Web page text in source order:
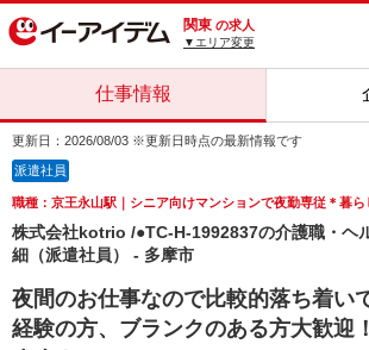
関東 の求人
▼エリア変更
仕事情報
更新日：2026/08/03 ※更新日時点の最新情報です
派遣社員
職種：京王永山駅｜シニア向けマンションで夜勤専従＊暮
株式会社kotrio /●TC-H-1992837の介護職・ヘ
細（派遣社員） - 多摩市
夜間のお仕事なので比較的落ち着い
経験の方、ブランクのある方大歓迎